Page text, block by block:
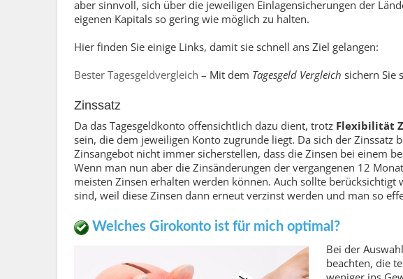
aber sinnvoll, sich über die jeweiligen Einlagensicherungen der
eigenen Kapitals so gering wie möglich zu halten.
Hier finden Sie einige Links, damit sie schnell ans Ziel gelangen:
Bester Tagesgeldvergleich – Mit dem Tagesgeld Vergleich sichern Sie
Zinssatz
Da das Tagesgeldkonto offensichtlich dazu dient, trotz Flexibilität
sein, die dem jeweiligen Konto zugrunde liegt. Da sich der Zinssatz
Zinsangebot nicht immer sicherstellen, dass die Zinsen bei einem
Wenn man nun aber die Zinsänderungen der vergangenen 12
meisten Zinsen erhalten werden können. Auch sollte
sind, weil diese Zinsen dann erneut verzinst werden und man so
Welches Girokonto ist für mich optimal?
Bei der
beachten, die